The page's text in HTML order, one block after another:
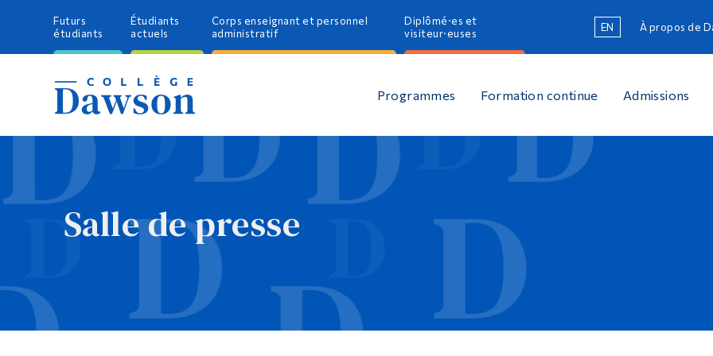
Futurs
étudiants
Étudiants
actuels
Corps enseignant et personnel
administratif
Diplômé·es et
visiteur·euses
EN À propos de
Programmes Formation continue Admissions
Salle de presse